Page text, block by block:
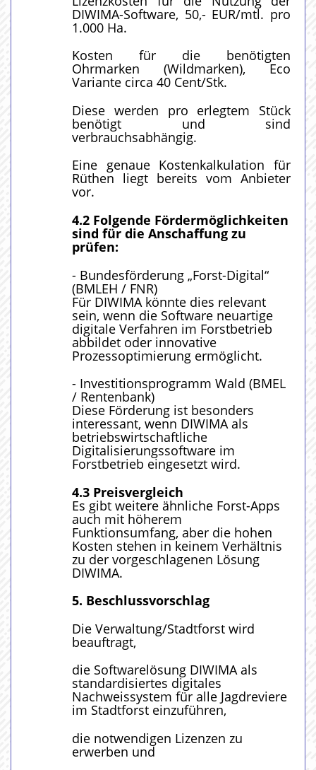
DIWIMA-Software, 50,- EUR/mtl. pro
1.000 Ha.
Kosten für die benötigten
Ohrmarken (Wildmarken), Eco
Variante circa 40 Cent/Stk.
Diese werden pro erlegtem Stück
benötigt und sind
verbrauchsabhängig.
Eine genaue Kostenkalkulation für
Rüthen liegt bereits vom Anbieter
vor.
4.2 Folgende Fördermöglichkeiten
sind für die Anschaffung zu
prüfen:
- Bundesförderung „Forst-Digital“
(BMLEH / FNR)
Für DIWIMA könnte dies relevant
sein, wenn die Software neuartige
digitale Verfahren im Forstbetrieb
abbildet oder innovative
Prozessoptimierung ermöglicht.
- Investitionsprogramm Wald (BMEL
/ Rentenbank)
Diese Förderung ist besonders
interessant, wenn DIWIMA als
betriebswirtschaftliche
Digitalisierungssoftware im
Forstbetrieb eingesetzt wird.
4.3 Preisvergleich
Es gibt weitere ähnliche Forst-Apps
auch mit höherem
Funktionsumfang, aber die hohen
Kosten stehen in keinem Verhältnis
zu der vorgeschlagenen Lösung
DIWIMA.
5. Beschlussvorschlag
Die Verwaltung/Stadtforst wird
beauftragt,
die Softwarelösung DIWIMA als
standardisiertes digitales
Nachweissystem für alle Jagdreviere
im Stadtforst einzuführen,
die notwendigen Lizenzen zu
erwerben und